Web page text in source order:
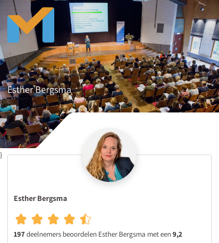
Esther Bergsma
}
Esther Bergsma
197deelnemers beoordelen Esther Bergsma met een 9,2